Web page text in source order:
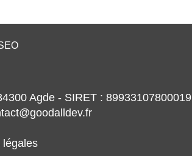
Agde - SIRET : 89933107800019
légales